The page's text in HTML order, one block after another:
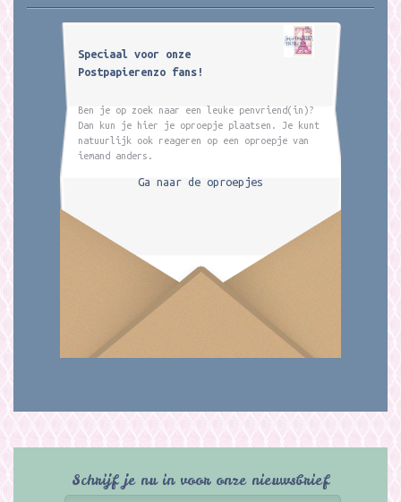
Speciaal voor onze
Postpapierenzo fans!
Ben je op zoek naar een leuke penvriend(in)?
Dan kun je hier je oproepje plaatsen. Je kunt
natuurlijk ook reageren op een oproepje van
iemand anders.
Ga naar de oproepjes
Schrijf je nu in voor onze nieuwsbrief